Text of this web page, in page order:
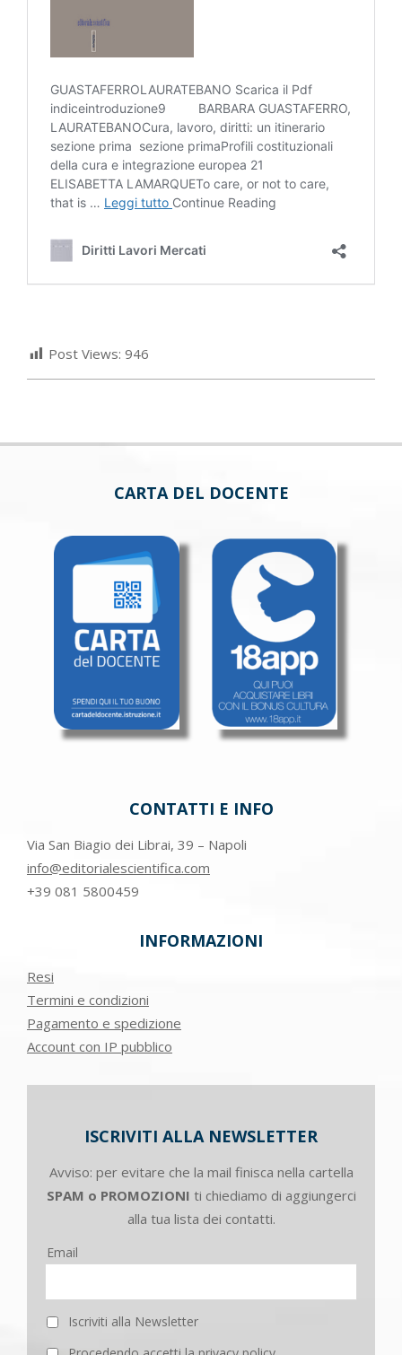
Post Views: 946
CARTA DEL DOCENTE
CONTATTI E INFO
Via San Biagio dei Librai, 39 – Napoli
info@editorialescientifica.com
+39 081 5800459
INFORMAZIONI
Resi
Termini e condizioni
Pagamento e spedizione
Account con IP pubblico
ISCRIVITI ALLA NEWSLETTER
Avviso: per evitare che la mail finisca nella cartella
SPAM o PROMOZIONI ti chiediamo di aggiungerci
alla tua lista dei contatti.
Email
Iscriviti alla Newsletter